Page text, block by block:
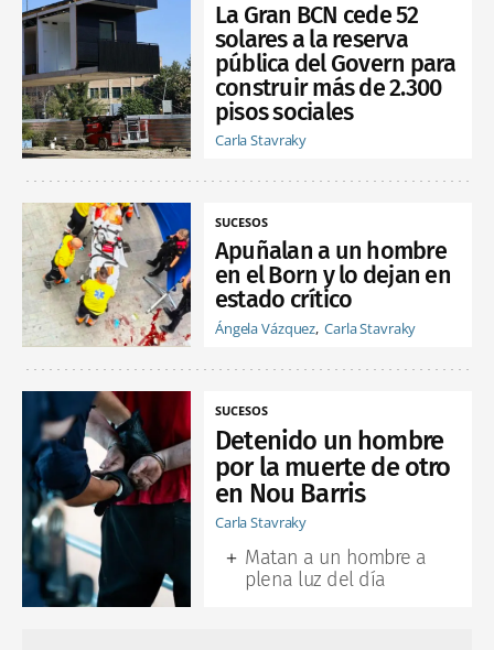
La Gran BCN cede 52
solares a la reserva
pública del Govern para
construir más de 2.300
pisos sociales
Carla Stavraky
SUCESOS
Apuñalan a un hombre
en el Born y lo dejan en
estado crítico
Ángela Vázquez Carla Stavraky
SUCESOS
Detenido un hombre
por la muerte de otro
en Nou Barris
Carla Stavraky
Matan a un hombre a
plena luz del día